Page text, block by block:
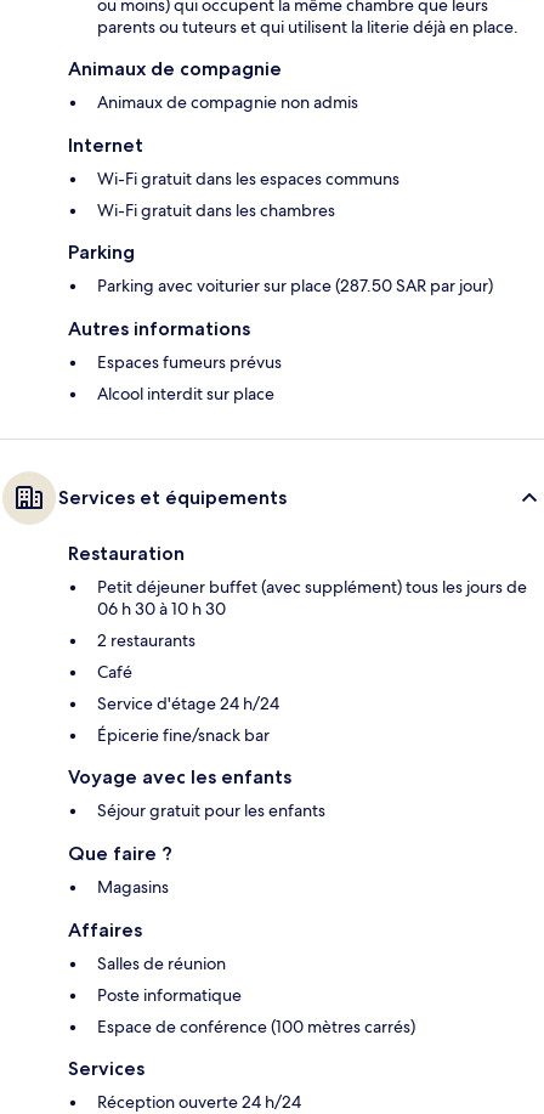
ou moins) qui occupent la même chambre que leurs
parents ou tuteurs et qui utilisent la literie déjà en place.
Animaux de compagnie
Animaux de compagnie non admis
Internet
Wi-Fi gratuit dans les espaces communs
Wi-Fi gratuit dans les chambres
Parking
Parking avec voiturier sur place (287.50 SAR par jour)
Autres informations
Espaces fumeurs prévus
Alcool interdit sur place
Services et équipements
Restauration
Petit déjeuner buffet (avec supplément) tous les jours de
06 h 30 à 10 h 30
2 restaurants
Café
Service d'étage 24 h/24
Épicerie fine/snack bar
Voyage avec les enfants
Séjour gratuit pour les enfants
Que faire ?
Magasins
Affaires
Salles de réunion
Poste informatique
Espace de conférence (100 mètres carrés)
Services
Réception ouverte 24 h/24